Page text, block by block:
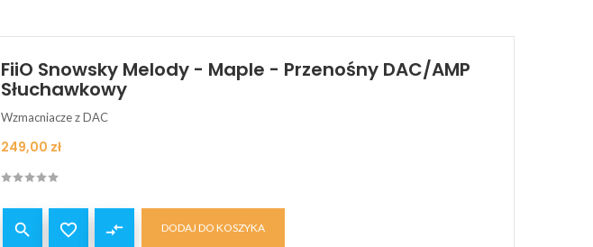
FiiO Snowsky Melody - Maple - Przenośny DAC/AMP
Słuchawkowy
Wzmacniacze z DAC
Cena
249,00 zł
  compare_arrows DODAJ DO KOSZYKA